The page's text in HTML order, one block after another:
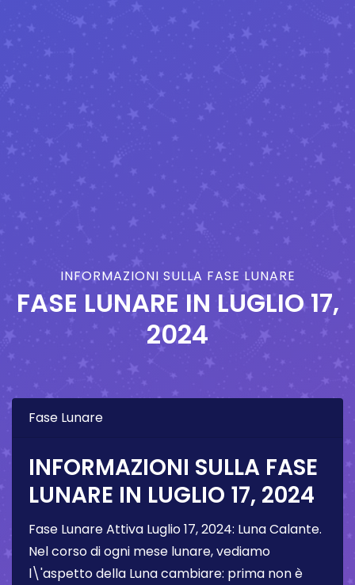
INFORMAZIONI SULLA FASE LUNARE
FASE LUNARE IN LUGLIO 17,
2024
Fase Lunare
INFORMAZIONI SULLA FASE
LUNARE IN LUGLIO 17, 2024
Fase Lunare Attiva Luglio 17, 2024: Luna Calante.
Nel corso di ogni mese lunare, vediamo
l\'aspetto della Luna cambiare: prima non è